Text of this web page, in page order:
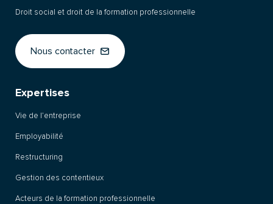
Droit social et droit de la formation professionnelle
Nous contacter
Expertises
Vie de l’entreprise
Employabilité
Restructuring
Gestion des contentieux
Acteurs de la formation professionnelle